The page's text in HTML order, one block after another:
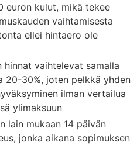
euron kulut, mikä tekee
vaihtamisesta
ellei hintaero ole
hinnat vaihtelevat samalla
20-30%, joten pelkkä yhden
ilman vertailua
ylimaksuun
lain mukaan 14 päivän
jonka aikana sopimuksen